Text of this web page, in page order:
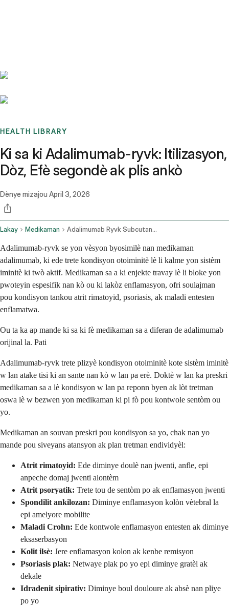
HEALTH LIBRARY
Ki sa ki Adalimumab-ryvk: Itilizasyon,
Dòz, Efè segondè ak plis ankò
Dènye mizajou April 3, 2026
Lakay Medikaman Adalimumab Ryvk Subcutaneous Route
Adalimumab-ryvk se yon vèsyon byosimilè nan medikaman
adalimumab, ki ede trete kondisyon otoiminitè lè li kalme yon sistèm
iminitè ki twò aktif. Medikaman sa a ki enjekte travay lè li bloke yon
pwoteyin espesifik nan kò ou ki lakòz enflamasyon, ofri soulajman
pou kondisyon tankou atrit rimatoyid, psoriasis, ak maladi entesten
enflamatwa.
Ou ta ka ap mande ki sa ki fè medikaman sa a diferan de adalimumab
orijinal la. Pati
Adalimumab-ryvk trete plizyè kondisyon otoiminitè kote sistèm iminitè
w lan atake tisi ki an sante nan kò w lan pa erè. Doktè w lan ka preskri
medikaman sa a lè kondisyon w lan pa reponn byen ak lòt tretman
oswa lè w bezwen yon medikaman ki pi fò pou kontwole sentòm ou
yo.
Medikaman an souvan preskri pou kondisyon sa yo, chak nan yo
mande pou siveyans atansyon ak plan tretman endividyèl:
Atrit rimatoyid: Ede diminye doulè nan jwenti, anfle, epi
anpeche domaj jwenti alontèm
Atrit psoryatik: Trete tou de sentòm po ak enflamasyon jwenti
Spondilit ankilozan: Diminye enflamasyon kolòn vètebral la
epi amelyore mobilite
Maladi Crohn: Ede kontwole enflamasyon entesten ak diminye
eksaserbasyon
Kolit ilsè: Jere enflamasyon kolon ak kenbe remisyon
Psoriasis plak: Netwaye plak po yo epi diminye gratèl ak
dekale
Idradenit sipirativ: Diminye boul douloure ak absè nan pliye
po yo